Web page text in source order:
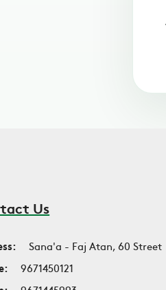
Us
Sana'a - Faj Atan, 60 Street
9671450121